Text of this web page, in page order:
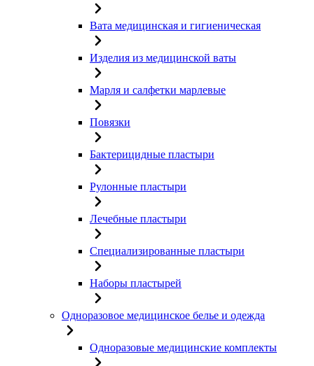
Вата медицинская и гигиеническая
Изделия из медицинской ваты
Марля и салфетки марлевые
Повязки
Бактерицидные пластыри
Рулонные пластыри
Лечебные пластыри
Специализированные пластыри
Наборы пластырей
Одноразовое медицинское белье и одежда
Одноразовые медицинские комплекты